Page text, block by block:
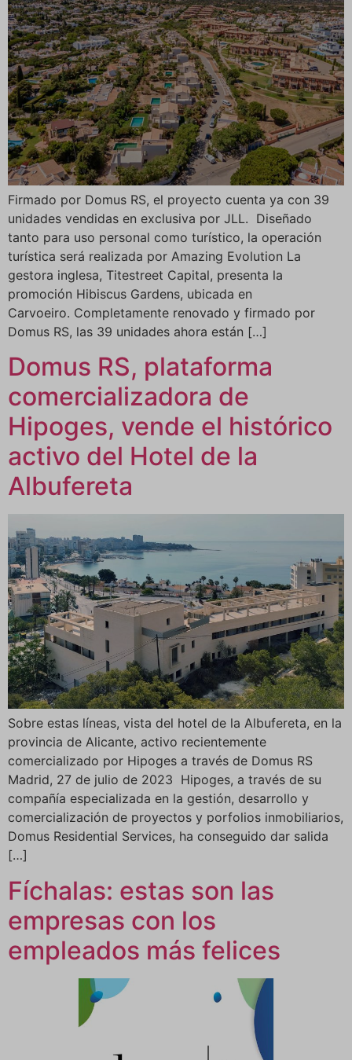
Firmado por Domus RS, el proyecto cuenta ya con 39
unidades vendidas en exclusiva por JLL. Diseñado
tanto para uso personal como turístico, la operación
turística será realizada por Amazing Evolution La
gestora inglesa, Titestreet Capital, presenta la
promoción Hibiscus Gardens, ubicada en
Carvoeiro. Completamente renovado y firmado por
Domus RS, las 39 unidades ahora están […]
Domus RS, plataforma
comercializadora de
Hipoges, vende el histórico
activo del Hotel de la
Albufereta
Sobre estas líneas, vista del hotel de la Albufereta, en la
provincia de Alicante, activo recientemente
comercializado por Hipoges a través de Domus RS
Madrid, 27 de julio de 2023 Hipoges, a través de su
compañía especializada en la gestión, desarrollo y
comercialización de proyectos y porfolios inmobiliarios,
Domus Residential Services, ha conseguido dar salida
[…]
Fíchalas: estas son las
empresas con los
empleados más felices